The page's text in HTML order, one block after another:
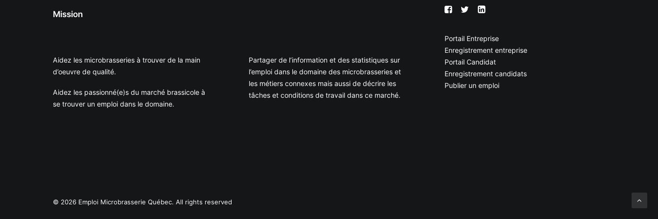
Mission
Aidez les microbrasseries à trouver de la main
d’oeuvre de qualité.
Aidez les passionné(e)s du marché brassicole à
se trouver un emploi dans le domaine.
Partager de l’information et des statistiques sur
l’emploi dans le domaine des microbrasseries et
les métiers connexes mais aussi de décrire les
tâches et conditions de travail dans ce marché.
Portail Entreprise
Enregistrement entreprise
Portail Candidat
Enregistrement candidats
Publier un emploi
© 2026 Emploi Microbrasserie Québec. All rights reserved